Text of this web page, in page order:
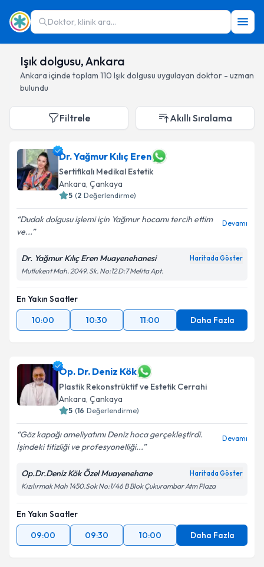
Doktor, klinik ara...
Işık dolgusu, Ankara
Ankara içinde toplam 110 Işık dolgusu uygulayan doktor - uzman
bulundu
Filtrele Akıllı Sıralama
Dr. Yağmur Kılıç Eren
Sertifikalı Medikal Estetik
Ankara, Çankaya
5 (2 Değerlendirme)
Dudak dolgusu işlemi için Yağmur hocamı tercih ettim
ve...
Devamı
Dr. Yağmur Kılıç Eren Muayenehanesi Haritada Göster
Mutlukent Mah. 2049. Sk. No:12 D:7 Melita Apt.
En Yakın Saatler
10:00
10:30 11:00 Daha Fazla
Op. Dr. Deniz Kök
Plastik Rekonstrüktif ve Estetik Cerrahi
Ankara, Çankaya
5 (16 Değerlendirme)
Göz kapağı ameliyatımı Deniz hoca gerçekleştirdi.
İşindeki titizliği ve profesyonelliği...
Devamı
Op.Dr.Deniz Kök Özel Muayenehane Haritada Göster
Kızılırmak Mah 1450.Sok No:1/46 B Blok Çukurambar Atm Plaza
En Yakın Saatler
09:00
09:30 10:00 Daha Fazla